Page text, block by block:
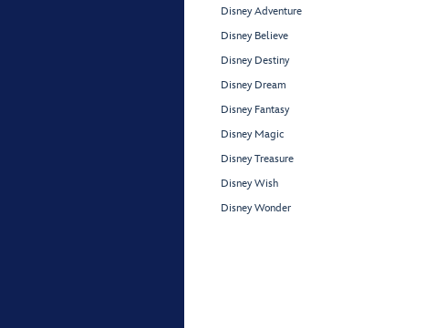
Disney Adventure
Disney Believe
Disney Destiny
Disney Dream
Disney Fantasy
Disney Magic
Disney Treasure
Disney Wish
Disney Wonder